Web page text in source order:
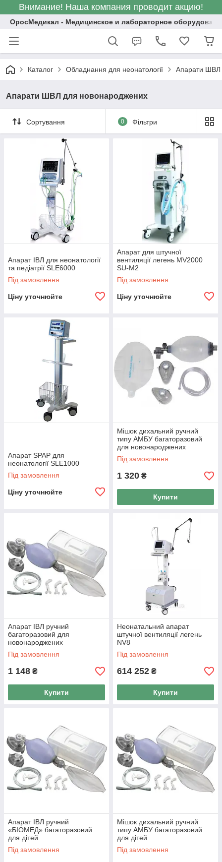
Внимание! Наша компания проводит акцию!
ОросМедикал - Медицинское и лабораторное
Каталог Обладнання для неонатології Апарати ШВЛ
Апарати ШВЛ для новонароджених
Сортування 0 Фільтри
Апарат ІВЛ для неонатології
та педіатрії SLE6000
Під замовлення
Ціну уточнюйте
Апарат для штучної
вентиляції легень MV2000
SU-M2
Під замовлення
Ціну уточнюйте
Апарат SPAP для
неонатології SLE1000
Під замовлення
Ціну уточнюйте
Мішок дихальний ручний
типу АМБУ багаторазовий
для новонароджених
Під замовлення
1 320 ₴
Купити
Апарат ІВЛ ручний
багаторазовий для
новонароджених
Під замовлення
1 148 ₴
Купити
Неонатальний апарат
штучної вентиляції легень
NV8
Під замовлення
614 252 ₴
Купити
Апарат ІВЛ ручний
«БІОМЕД» багаторазовий
для дітей
Під замовлення
Мішок дихальний ручний
типу АМБУ багаторазовий
для дітей
Під замовлення